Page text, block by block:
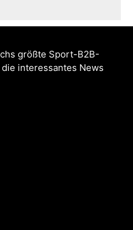
größte Sport-B2B-
interessantes News